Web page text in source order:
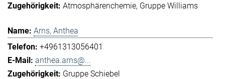
Atmosphärenchemie Gruppe Williams
Arns, Anthea
+4961313056401
anthea.arns@...
Gruppe Schiebel